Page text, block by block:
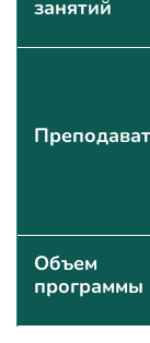
занятий
Объем
программы